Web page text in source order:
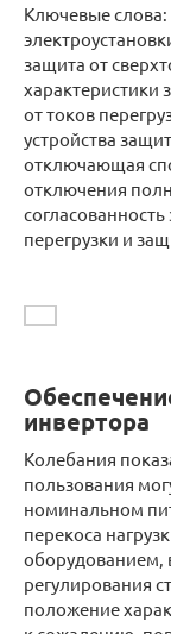
Ключевые слова:
защита от
характеристики
от токов
устройства
отключающая
отключения
перегрузки и
инвертора
Колебания
пользования
номинальном
перекоса
оборудованием,
регулирования
положение